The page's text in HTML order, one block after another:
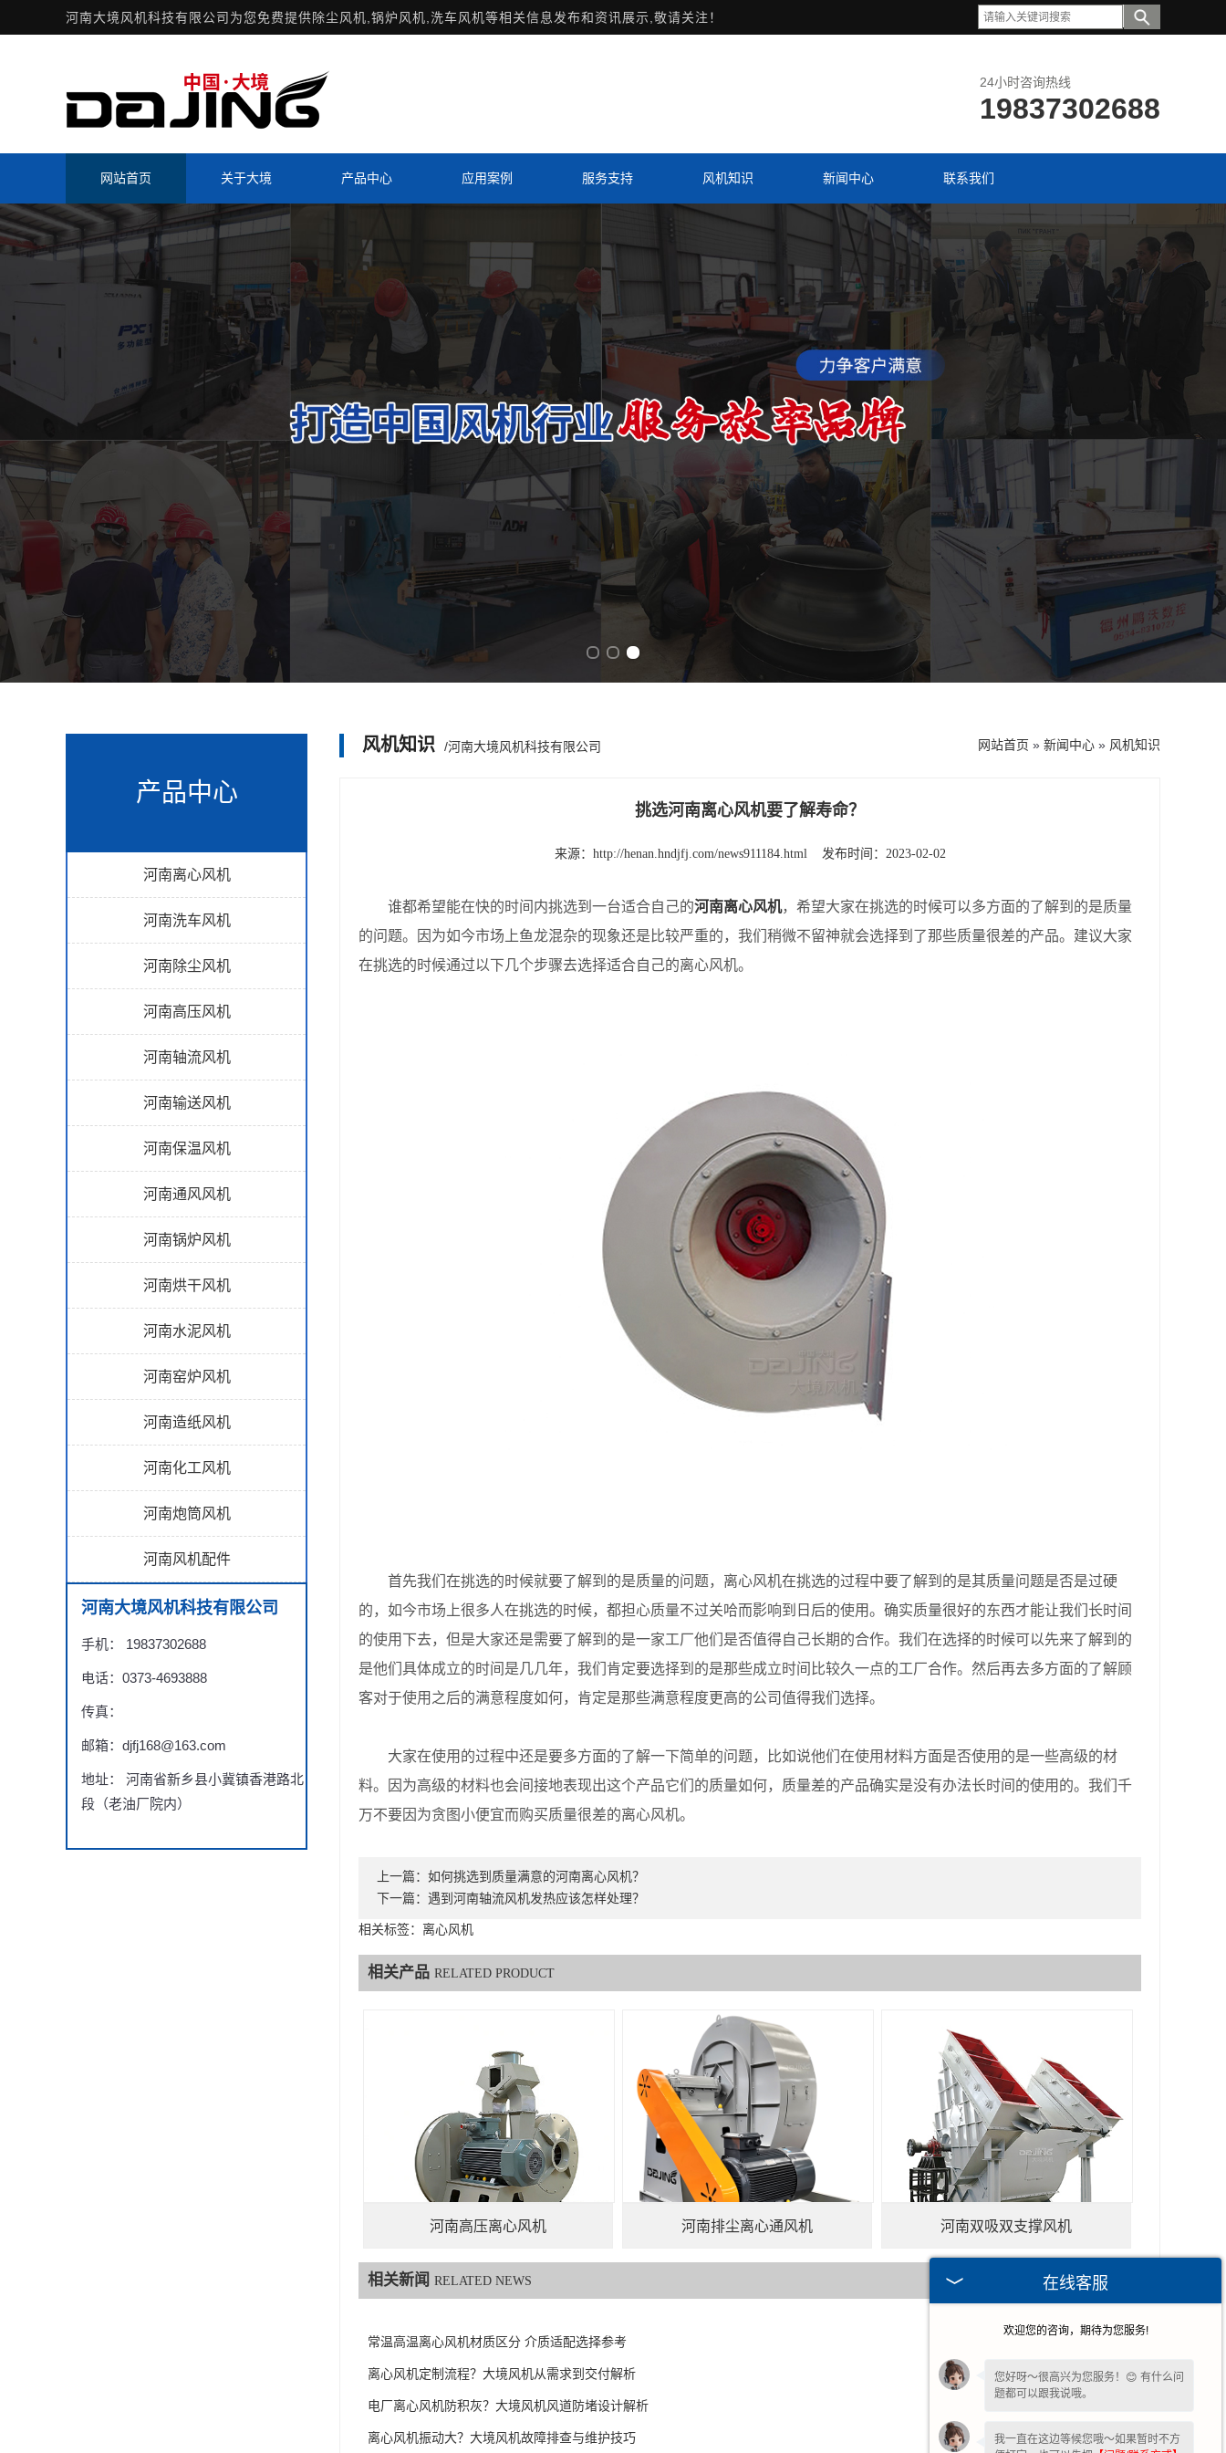
河南大境风机科技有限公司为您免费提供除尘风机 ,锅炉风机,洗车风机等相关信息发布和资讯展示,敬请关注！
24小时咨询热线
19837302688
网站首页 关于大境 产品中心 应用案例 服务支持 风机知识 新闻中心 联系我们
产品中心
河南离心风机
河南洗车风机
河南除尘风机
河南高压风机
河南轴流风机
河南输送风机
河南保温风机
河南通风风机
河南锅炉风机
河南烘干风机
河南水泥风机
河南窑炉风机
河南造纸风机
河南化工风机
河南炮筒风机
河南风机配件
河南大境风机科技有限公司
手机： 19837302688
电话：0373-4693888
传真：
邮箱：djfj168@163.com
地址： 河南省新乡县小冀镇香港路北
段（老油厂院内）
风机知识 /河南大境风机科技有限公司 网站首页 » 新闻中心 » 风机知识
挑选河南离心风机要了解寿命？
来源： http://henan.hndjfj.com/news911184.html 发布时间：2023-02-02
谁都希望能在快的时间内挑选到一台适合自己的河南离心风机，希望大家在挑选的时候可以多方面的了解到的是质量
的问题。因为如今市场上鱼龙混杂的现象还是比较严重的，我们稍微不留神就会选择到了那些质量很差的产品。建议大家
在挑选的时候通过以下几个步骤去选择适合自己的离心风机。
首先我们在挑选的时候就要了解到的是质量的问题，离心风机在挑选的过程中要了解到的是其质量问题是否是过硬
的，如今市场上很多人在挑选的时候，都担心质量不过关哈而影响到日后的使用。确实质量很好的东西才能让我们长时间
的使用下去，但是大家还是需要了解到的是一家工厂他们是否值得自己长期的合作。我们在选择的时候可以先来了解到的
是他们具体成立的时间是几几年，我们肯定要选择到的是那些成立时间比较久一点的工厂合作。然后再去多方面的了解顾
客对于使用之后的满意程度如何，肯定是那些满意程度更高的公司值得我们选择。
大家在使用的过程中还是要多方面的了解一下简单的问题，比如说他们在使用材料方面是否使用的是一些高级的材
料。因为高级的材料也会间接地表现出这个产品它们的质量如何，质量差的产品确实是没有办法长时间的使用的。我们千
万不要因为贪图小便宜而购买质量很差的离心风机。
上一篇： 如何挑选到质量满意的河南离心风机？
下一篇： 遇到河南轴流风机发热应该怎样处理？
相关标签：离心风机
相关产品 RELATED PRODUCT
河南高压离心风机 河南排尘离心通风机 河南双吸双支撑风机
相关新闻 RELATED NEWS
常温高温离心风机材质区分 介质适配选择参考
离心风机定制流程？大境风机从需求到交付解析 2026-04-30
电厂离心风机防积灰？大境风机风道防堵设计解析
离心风机振动大？大境风机故障排查与维护技巧 2026-04-16
在线客服
欢迎您的咨询，期待为您服务!
您好呀～很高兴为您服务！😊 有什么问
题都可以跟我说哦。
我一直在这边等候您哦～如果暂时不方